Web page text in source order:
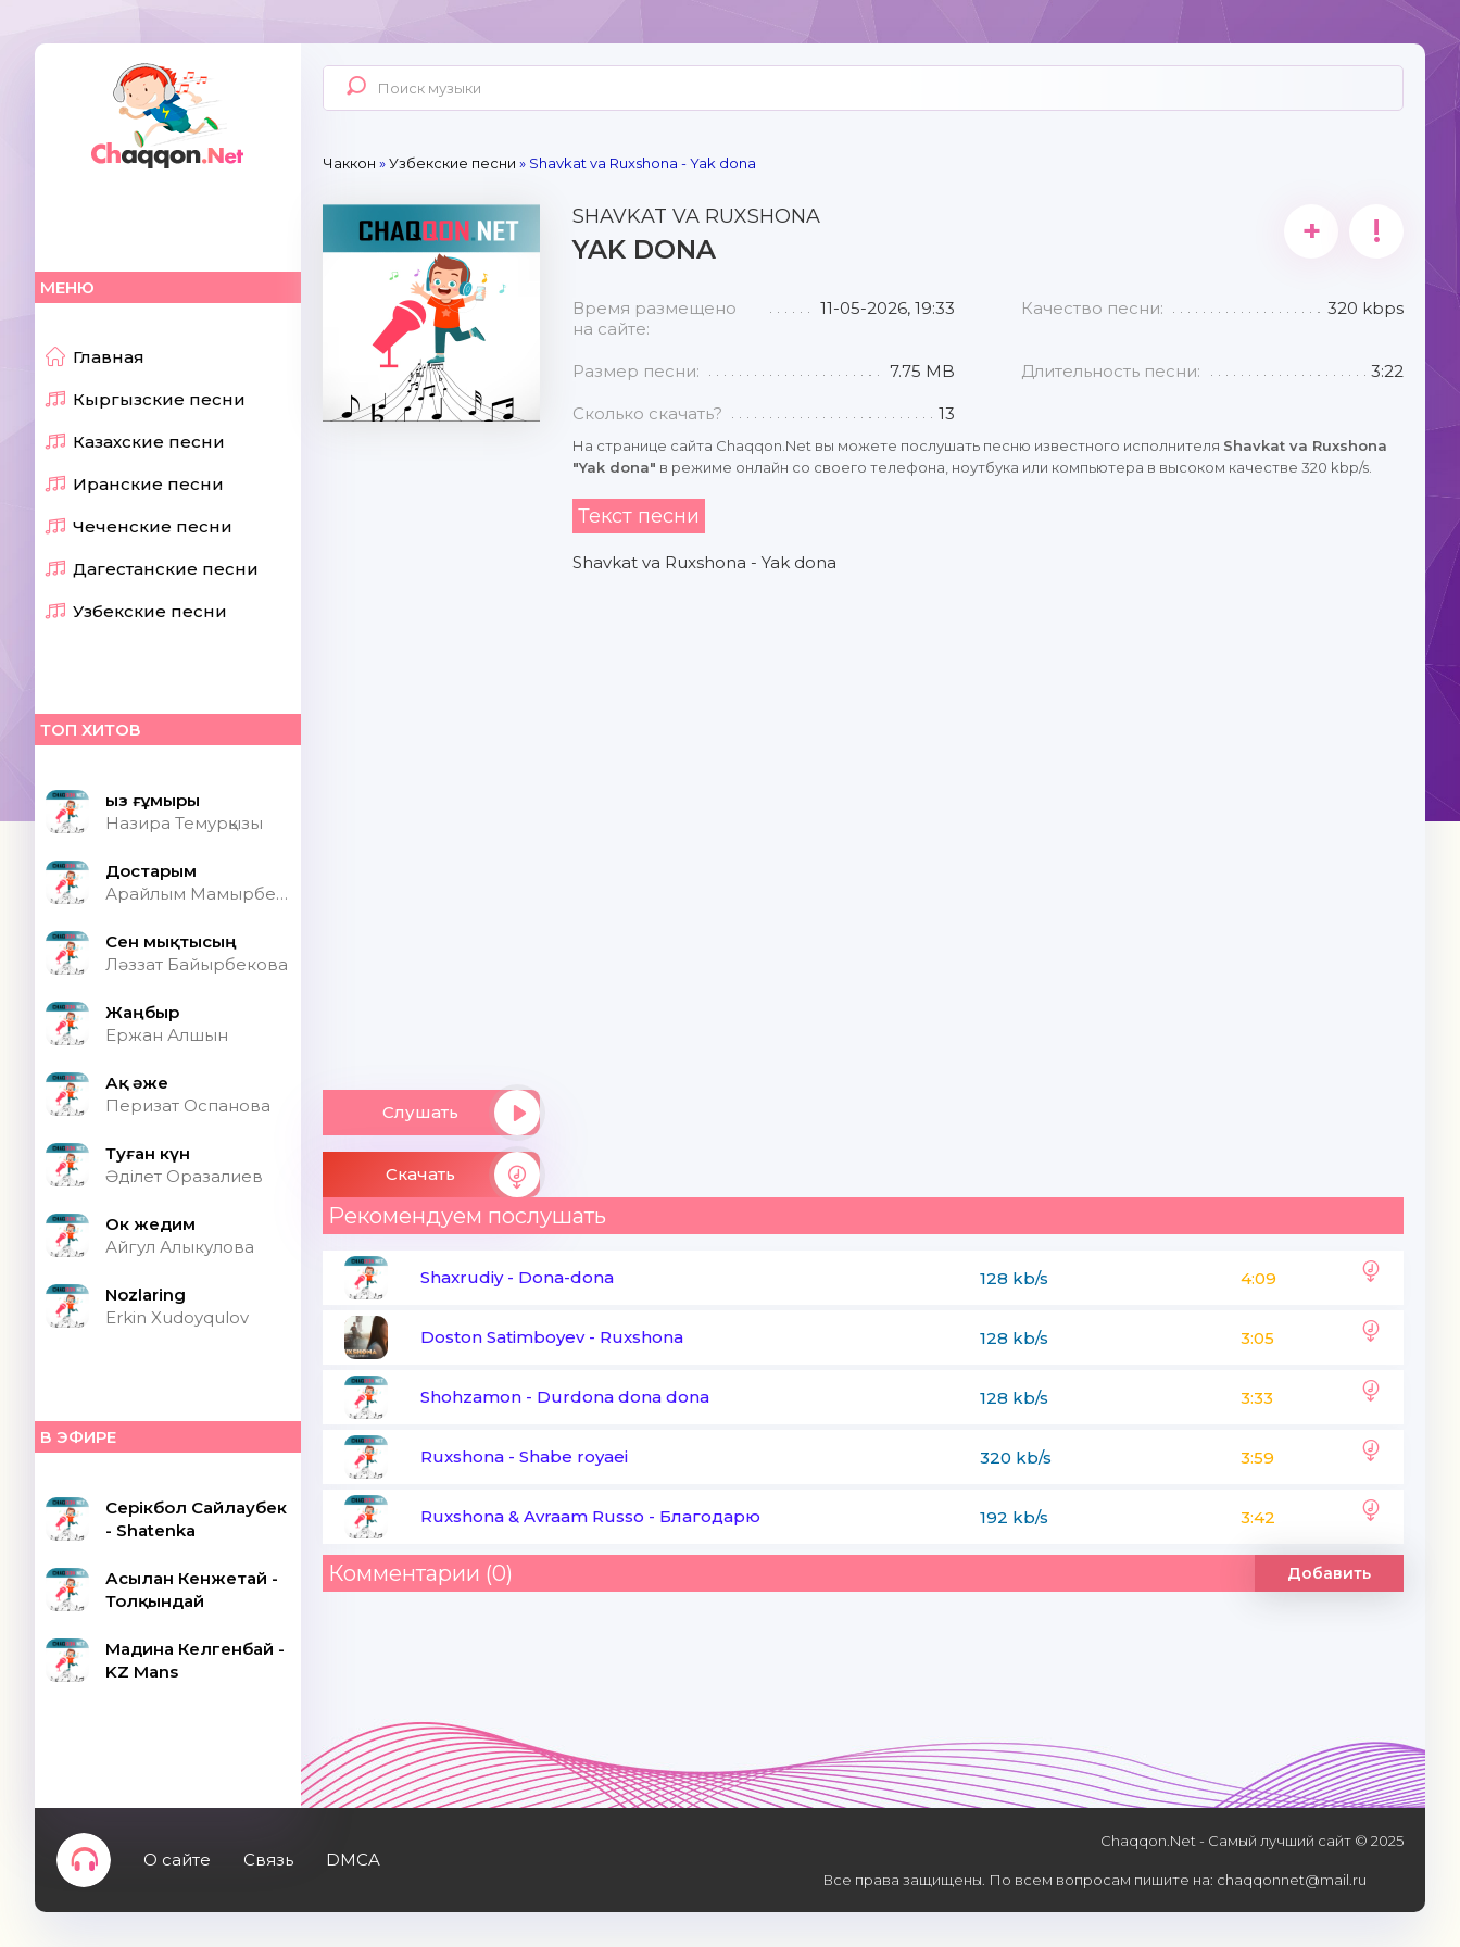
МЕНЮ
Главная
Кыргызские песни
Казахские песни
Иранские песни
Чеченские песни
Дагестанские песни
Узбекские песни
ТОП ХИТОВ
Қыз ғұмыры
Назира Темурқызы
Достарым
Арайлым Мамырбекқызы
Сен мықтысың
Ләззат Байырбекова
Жаңбыр
Ержан Алшын
Ақ әже
Перизат Оспанова
Туған күн
Әділет Оразалиев
Ок жедим
Айгул Алыкулова
Nozlaring
Erkin Xudoyqulov
В ЭФИРЕ
Серікбол Сайлаубек
- Shatenka
Асылан Кенжетай -
Толқындай
Мадина Келгенбай -
KZ Mans
Чаккон »Узбекские песни » Shavkat va Ruxshona - Yak dona
Слушать
Скачать
SHAVKAT VA RUXSHONA
YAK DONA + !
Время размещено
на сайте:
11-05-2026, 19:33 Качество песни: 320 kbps
Размер песни: 7.75 MB Длительность песни: 3:22
Сколько скачать? 13
На странице сайта Chaqqon.Net вы можете послушать песню известного исполнителя Shavkat va Ruxshona
"Yak dona" в режиме онлайн со своего телефона, ноутбука или компьютера в высоком качестве 320 kbp/s.
Текст песни
Shavkat va Ruxshona - Yak dona
Рекомендуем послушать
Shaxrudiy- Dona-dona 128 kb/s 4:09
Doston Satimboyev- Ruxshona 128 kb/s 3:05
Shohzamon - Durdona dona dona 128 kb/s 3:33
Ruxshona - Shabe royaei 320 kb/s 3:59
Ruxshona & Avraam Russo - Благодарю 192 kb/s 3:42
Комментарии (0) Добавить
О сайте Связь DMCA
Chaqqon.Net - Самый лучший сайт © 2025
Все права защищены. По всем вопросам пишите на: chaqqonnet@mail.ru